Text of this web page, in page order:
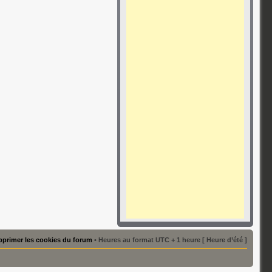
les cookies du forum • Heures au format UTC + 1 heure [ Heure d’été ]